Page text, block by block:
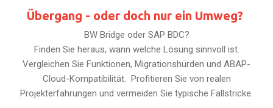
Übergang - oder doch nur ein Umweg?
BW Bridge oder SAP BDC?
Finden Sie heraus, wann welche Lösung sinnvoll ist.
Vergleichen Sie Funktionen, Migrationshürden und ABAP-
Cloud-Kompatibilität. Profitieren Sie von realen
Projekterfahrungen und vermeiden Sie typische Fallstricke.